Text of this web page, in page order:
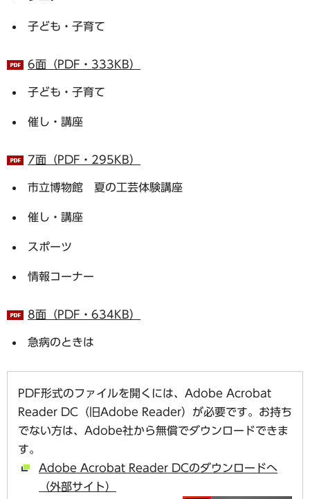
子ども・子育て
6面（PDF・333KB）
子ども・子育て
催し・講座
7面（PDF・295KB）
市立博物館 夏の工芸体験講座
催し・講座
スポーツ
情報コーナー
8面（PDF・634KB）
急病のときは
PDF形式のファイルを開くには、Adobe Acrobat
Reader DC（旧Adobe Reader）が必要です。お持ち
でない方は、Adobe社から無償でダウンロードできま
す。
Adobe Acrobat Reader DCのダウンロードへ
（外部サイト）